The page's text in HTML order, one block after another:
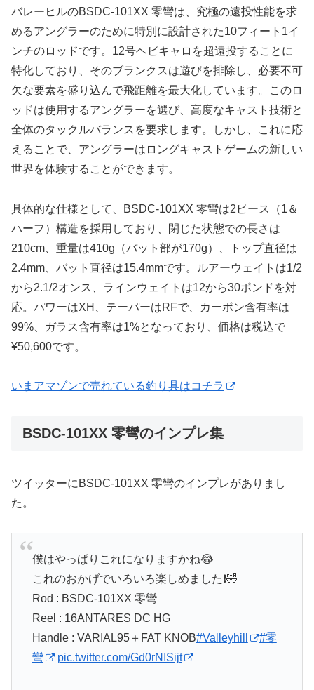
バレーヒルのBSDC-101XX 零彎は、究極の遠投性能を求
めるアングラーのために特別に設計された10フィート1イ
ンチのロッドです。12号ヘビキャロを超遠投することに
特化しており、そのブランクスは遊びを排除し、必要不可
欠な要素を盛り込んで飛距離を最大化しています。このロ
ッドは使用するアングラーを選び、高度なキャスト技術と
全体のタックルバランスを要求します。しかし、これに応
えることで、アングラーはロングキャストゲームの新しい
世界を体験することができます。
具体的な仕様として、BSDC-101XX 零彎は2ピース（1＆
ハーフ）構造を採用しており、閉じた状態での長さは
210cm、重量は410g（バット部が170g）、トップ直径は
2.4mm、バット直径は15.4mmです。ルアーウェイトは1/2
から2.1/2オンス、ラインウェイトは12から30ポンドを対
応。パワーはXH、テーパーはRFで、カーボン含有率は
99%、ガラス含有率は1%となっており、価格は税込で
¥50,600です。
いまアマゾンで売れている釣り具はコチラ
BSDC-101XX 零彎のインプレ集
ツイッターにBSDC-101XX 零彎のインプレがありまし
た。
僕はやっぱりこれになりますかね😂
これのおかげでいろいろ楽しめました❗🤣
Rod : BSDC-101XX 零彎
Reel : 16ANTARES DC HG
Handle : VARIAL95＋FAT KNOB#Valleyhill
#零
彎
pic.twitter.com/Gd0rNISijt